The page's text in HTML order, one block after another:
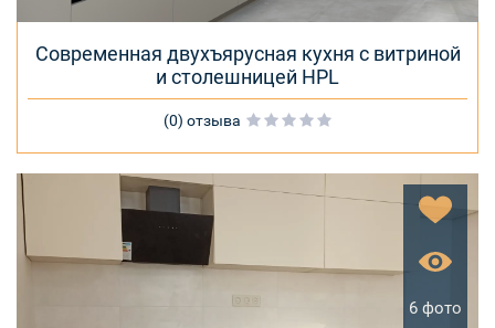
Современная двухъярусная кухня с витриной
и столешницей HPL
(0) отзыва
6 фото